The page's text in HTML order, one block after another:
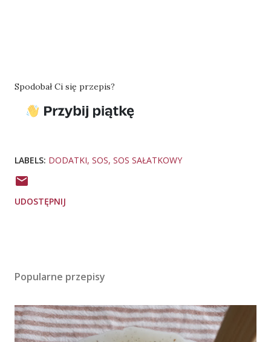
Spodobał Ci się przepis?
LABELS: DODATKI SOS SOS SAŁATKOWY
UDOSTĘPNIJ
Popularne przepisy